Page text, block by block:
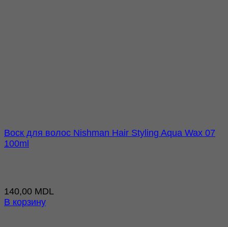
Воск для волос Nishman Hair Styling Aqua Wax 07
100ml
140,00 MDL
В корзину